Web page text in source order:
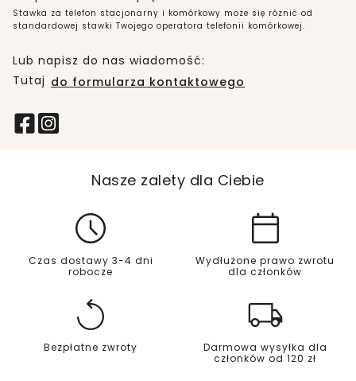
Stawka za telefon stacjonarny i komórkowy może się różnić od
standardowej stawki Twojego operatora telefonii komórkowej.
Lub napisz do nas wiadomość:
Tutaj do formularza kontaktowego
Nasze zalety dla Ciebie
Czas dostawy 3-4 dni
robocze
Wydłużone prawo zwrotu
dla członków
Bezpłatne zwroty
Darmowa wysyłka dla
członków od 120 zł